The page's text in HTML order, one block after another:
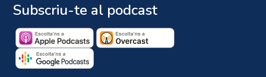
Subscriu-te al podcast